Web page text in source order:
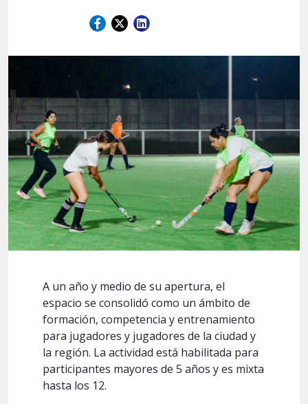
A un año y medio de su apertura, el
espacio se consolidó como un ámbito de
formación, competencia y entrenamiento
para jugadores y jugadores de la ciudad y
la región. La actividad está habilitada para
participantes mayores de 5 años y es mixta
hasta los 12.